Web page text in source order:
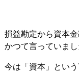
損益勘定から資本
かつて言っていまし
今は「資本」とい